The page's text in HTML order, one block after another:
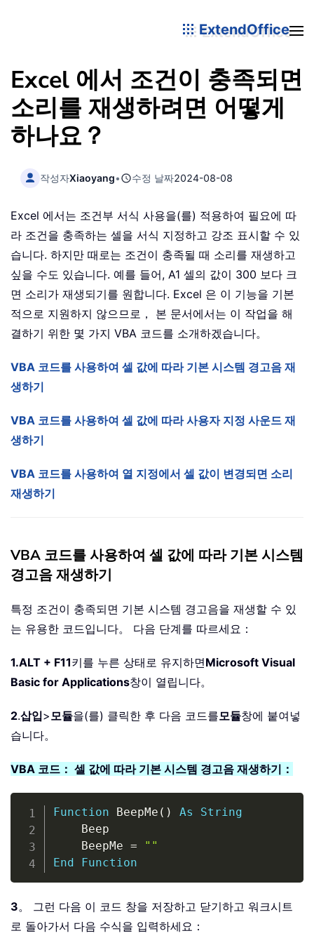
ExtendOffice
Excel 에서 조건이 충족되면
소리를 재생하려면 어떻게
하나요？
작성자Xiaoyang• 수정 날짜2024-08-08
Excel 에서는 조건부 서식 사용을(를) 적용하여 필요에 따
라 조건을 충족하는 셀을 서식 지정하고 강조 표시할 수 있
습니다. 하지만 때로는 조건이 충족될 때 소리를 재생하고
싶을 수도 있습니다. 예를 들어, A1 셀의 값이 300 보다 크
면 소리가 재생되기를 원합니다. Excel 은 이 기능을 기본
적으로 지원하지 않으므로， 본 문서에서는 이 작업을 해
결하기 위한 몇 가지 VBA 코드를 소개하겠습니다。
VBA 코드를 사용하여 셀 값에 따라 기본 시스템 경고음 재
생하기
VBA 코드를 사용하여 셀 값에 따라 사용자 지정 사운드 재
생하기
VBA 코드를 사용하여 열 지정에서 셀 값이 변경되면 소리
재생하기
VBA 코드를 사용하여 셀 값에 따라 기본 시스템
경고음 재생하기
특정 조건이 충족되면 기본 시스템 경고음을 재생할 수 있
는 유용한 코드입니다。 다음 단계를 따르세요：
1.ALT + F11키를 누른 상태로 유지하면Microsoft Visual
Basic for Applications창이 열립니다。
2.삽입>모듈을(를) 클릭한 후 다음 코드를모듈창에 붙여넣
습니다。
VBA 코드： 셀 값에 따라 기본 시스템 경고음 재생하기：
Function BeepMe ( ) As
String
    Beep
    BeepMe
=
""
End
Function
3。 그런 다음 이 코드 창을 저장하고 닫기하고 워크시트
로 돌아가서 다음 수식을 입력하세요：